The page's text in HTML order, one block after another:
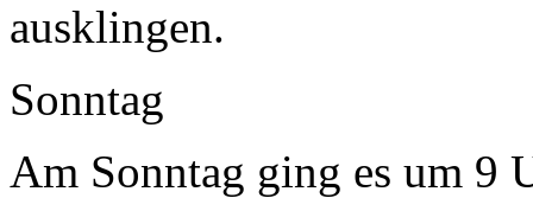
ausklingen.
Sonntag
Am Sonntag ging es um 9